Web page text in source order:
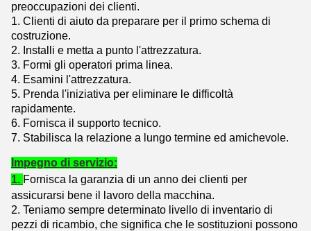
preoccupazioni dei clienti.
1. Clienti di aiuto da preparare per il primo schema di
costruzione.
2. Installi e metta a punto l'attrezzatura.
3. Formi gli operatori prima linea.
4. Esamini l'attrezzatura.
5. Prenda l'iniziativa per eliminare le difficoltà
rapidamente.
6. Fornisca il supporto tecnico.
7. Stabilisca la relazione a lungo termine ed amichevole.
Impegno di servizio:
1. Fornisca la garanzia di un anno dei clienti per
assicurarsi bene il lavoro della macchina.
2. Teniamo sempre determinato livello di inventario di
pezzi di ricambio, che significa che le sostituzioni possono